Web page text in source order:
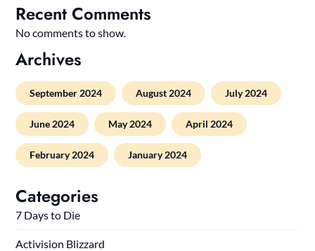
Recent Comments
No comments to show.
Archives
September 2024 August 2024 July 2024
June 2024 May 2024 April 2024
February 2024 January 2024
Categories
7 Days to Die
Activision Blizzard